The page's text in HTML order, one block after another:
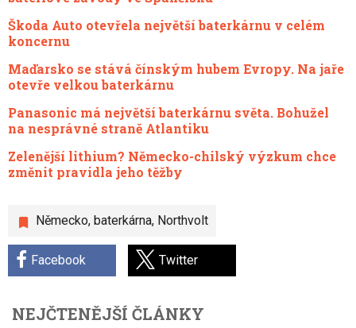
Německo, baterkárna, Northvolt
Facebook Twitter
Škoda Auto otevřela největší baterkárnu v celém
koncernu
Maďarsko se stává čínským hubem Evropy. Na jaře
otevře velkou baterkárnu
Panasonic má největší baterkárnu světa. Bohužel
na nesprávné straně Atlantiku
Zelenější lithium? Německo-chilský výzkum chce
změnit pravidla jeho těžby
NEJČTENĚJŠÍ ČLÁNKY